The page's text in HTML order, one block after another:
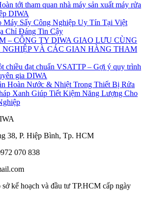
tới tham quan nhà máy sản xuất máy rửa
DIWA
Máy Sấy Công Nghiệp Uy Tín Tại Việt
Chỉ Đáng Tin Cậy
– CÔNG TY DIWA GIAO LƯU CÙNG
VÀ CÁC GIAN HÀNG THAM
chiều đạt chuẩn VSATTP – Gợi ý quy trình
gia DIWA
Hoàn Nước & Nhiệt Trong Thiết Bị Rửa
Xanh Giúp Tiết Kiệm Năng Lượng Cho
38, P. Hiệp Bình, Tp. HCM
070 838
kế hoạch và đầu tư TP.HCM cấp ngày